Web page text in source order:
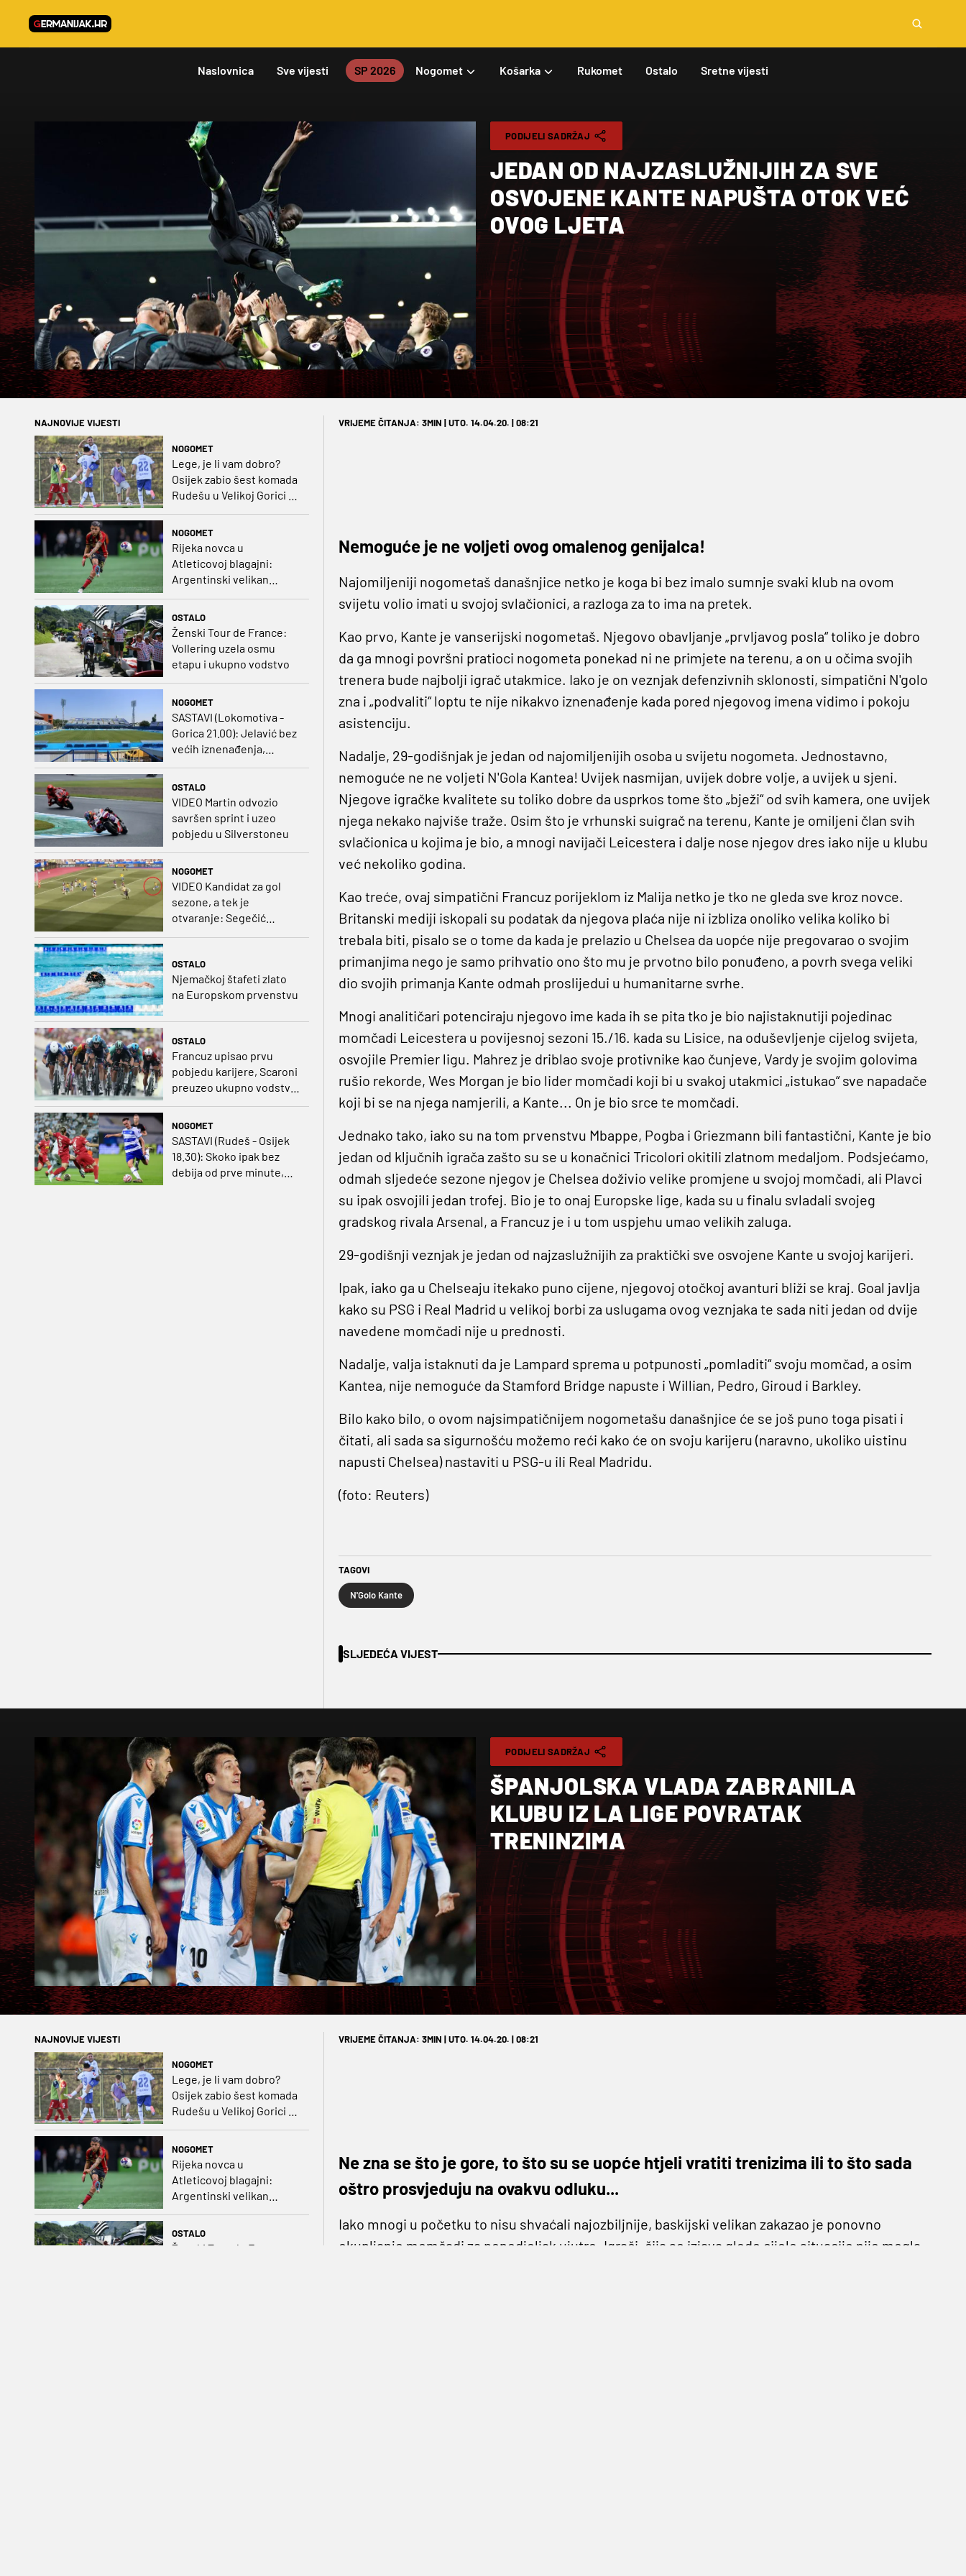
Naslovnica Sve vijesti SP 2026 Nogomet Košarka Rukomet Ostalo Sretne vijesti
PODIJELI SADRŽAJ
JEDAN OD NAJZASLUŽNIJIH ZA SVE
OSVOJENE KANTE NAPUŠTA OTOK VEĆ
OVOG LJETA
NAJNOVIJE VIJESTI
NOGOMET
Lege, je li vam dobro?
Osijek zabio šest komada
Rudešu u Velikoj Gorici i
NOGOMET
Rijeka novca u
Atleticovoj blagajni:
Argentinski velikan
OSTALO
Ženski Tour de France:
Vollering uzela osmu
etapu i ukupno vodstvo
NOGOMET
SASTAVI (Lokomotiva -
Gorica 21.00): Jelavić bez
većih iznenađenja,
Carević u vatru gurnuo
OSTALO
VIDEO Martin odvozio
savršen sprint i uzeo
pobjedu u Silverstoneu
NOGOMET
VIDEO Kandidat za gol
sezone, a tek je
otvaranje: Segečić
OSTALO
Njemačkoj štafeti zlato
na Europskom prvenstvu
OSTALO
Francuz upisao prvu
pobjedu karijere, Scaroni
preuzeo ukupno vodstvo
NOGOMET
SASTAVI (Rudeš - Osijek
18.30): Skoko ipak bez
debija od prve minute,
VRIJEME ČITANJA: 3MIN | UTO. 14.04.20. | 08:21
Nemoguće je ne voljeti ovog omalenog genijalca!
Najomiljeniji nogometaš današnjice netko je koga bi bez imalo sumnje svaki klub na ovom
svijetu volio imati u svojoj svlačionici, a razloga za to ima na pretek.
Kao prvo, Kante je vanserijski nogometaš. Njegovo obavljanje „prvljavog posla“ toliko je dobro
da ga mnogi površni pratioci nogometa ponekad ni ne primjete na terenu, a on u očima svojih
trenera bude najbolji igrač utakmice. Iako je on veznjak defenzivnih sklonosti, simpatični N'golo
zna i „podvaliti“ loptu te nije nikakvo iznenađenje kada pored njegovog imena vidimo i pokoju
asistenciju.
Nadalje, 29-godišnjak je jedan od najomiljenijih osoba u svijetu nogometa. Jednostavno,
nemoguće ne ne voljeti N'Gola Kantea! Uvijek nasmijan, uvijek dobre volje, a uvijek u sjeni.
Njegove igračke kvalitete su toliko dobre da usprkos tome što „bježi“ od svih kamera, one uvijek
njega nekako najviše traže. Osim što je vrhunski suigrač na terenu, Kante je omiljeni član svih
svlačionica u kojima je bio, a mnogi navijači Leicestera i dalje nose njegov dres iako nije u klubu
već nekoliko godina.
Kao treće, ovaj simpatični Francuz porijeklom iz Malija netko je tko ne gleda sve kroz novce.
Britanski mediji iskopali su podatak da njegova plaća nije ni izbliza onoliko velika koliko bi
trebala biti, pisalo se o tome da kada je prelazio u Chelsea da uopće nije pregovarao o svojim
primanjima nego je samo prihvatio ono što mu je prvotno bilo ponuđeno, a povrh svega veliki
dio svojih primanja Kante odmah proslijedui u humanitarne svrhe.
Mnogi analitičari potenciraju njegovo ime kada ih se pita tko je bio najistaknutiji pojedinac
momčadi Leicestera u povijesnoj sezoni 15./16. kada su Lisice, na oduševljenje cijelog svijeta,
osvojile Premier ligu. Mahrez je driblao svoje protivnike kao čunjeve, Vardy je svojim golovima
rušio rekorde, Wes Morgan je bio lider momčadi koji bi u svakoj utakmici „istukao“ sve napadače
koji bi se na njega namjerili, a Kante... On je bio srce te momčadi.
Jednako tako, iako su na tom prvenstvu Mbappe, Pogba i Griezmann bili fantastični, Kante je bio
jedan od ključnih igrača zašto su se u konačnici Tricolori okitili zlatnom medaljom. Podsjećamo,
odmah sljedeće sezone njegov je Chelsea doživio velike promjene u svojoj momčadi, ali Plavci
su ipak osvojili jedan trofej. Bio je to onaj Europske lige, kada su u finalu svladali svojeg
gradskog rivala Arsenal, a Francuz je i u tom uspjehu umao velikih zaluga.
29-godišnji veznjak je jedan od najzaslužnijih za praktički sve osvojene Kante u svojoj karijeri.
Ipak, iako ga u Chelseaju itekako puno cijene, njegovoj otočkoj avanturi bliži se kraj. Goal javlja
kako su PSG i Real Madrid u velikoj borbi za uslugama ovog veznjaka te sada niti jedan od dvije
navedene momčadi nije u prednosti.
Nadalje, valja istaknuti da je Lampard sprema u potpunosti „pomladiti“ svoju momčad, a osim
Kantea, nije nemoguće da Stamford Bridge napuste i Willian, Pedro, Giroud i Barkley.
Bilo kako bilo, o ovom najsimpatičnijem nogometašu današnjice će se još puno toga pisati i
čitati, ali sada sa sigurnošću možemo reći kako će on svoju karijeru (naravno, ukoliko uistinu
napusti Chelsea) nastaviti u PSG-u ili Real Madridu.
(foto: Reuters)
TAGOVI
N'Golo Kante
SLJEDEĆA VIJEST
PODIJELI SADRŽAJ
ŠPANJOLSKA VLADA ZABRANILA
KLUBU IZ LA LIGE POVRATAK
TRENINZIMA
NAJNOVIJE VIJESTI
NOGOMET
Lege, je li vam dobro?
Osijek zabio šest komada
Rudešu u Velikoj Gorici i
gleda Hrvatsku s vrha
NOGOMET
Rijeka novca u
Atleticovoj blagajni:
Argentinski velikan
OSTALO
Ženski Tour de France:
VRIJEME ČITANJA: 3MIN | UTO. 14.04.20. | 08:21
Ne zna se što je gore, to što su se uopće htjeli vratiti trenizima ili to što sada
oštro prosvjeduju na ovakvu odluku...
Iako mnogi u početku to nisu shvaćali najozbiljnije, baskijski velikan zakazao je ponovno
okupljanje momčadi za ponedjeljak ujutro. Igrači, čija se izjava glede cijele situacije nije mogla